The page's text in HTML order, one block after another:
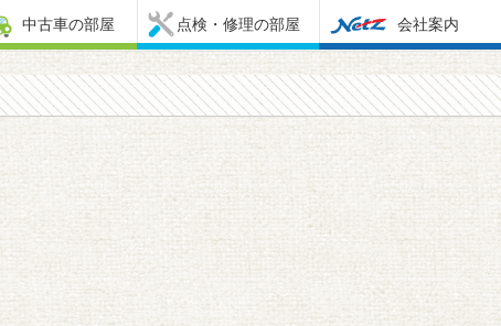
中古車の部屋 点検・修理の部屋 会社案内